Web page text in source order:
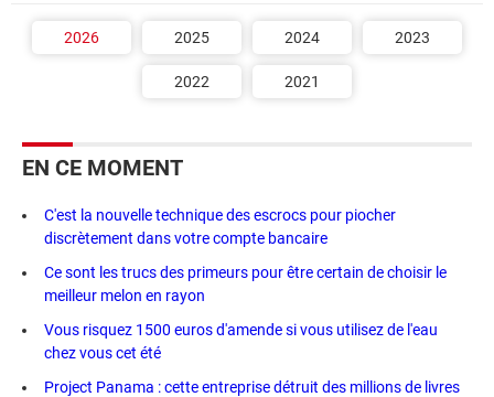
2026 2025 2024 2023
2022 2021
EN CE MOMENT
C'est la nouvelle technique des escrocs pour piocher
discrètement dans votre compte bancaire
Ce sont les trucs des primeurs pour être certain de choisir le
meilleur melon en rayon
Vous risquez 1500 euros d'amende si vous utilisez de l'eau
chez vous cet été
Project Panama : cette entreprise détruit des millions de livres